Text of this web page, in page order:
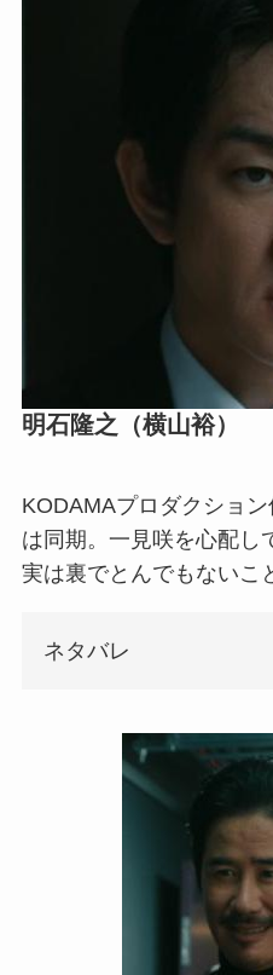
明石隆之（横山裕）
KODAMAプロダクショ
は同期。一見咲を心配し
実は裏でとんでもないこ
ネタバレ